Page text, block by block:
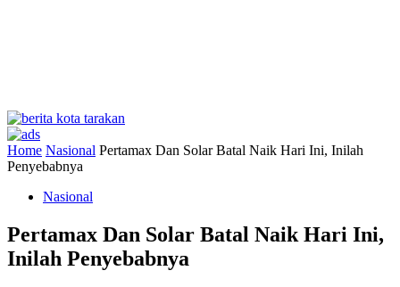
Home Nasional Pertamax Dan Solar Batal Naik Hari Ini, Inilah
Penyebabnya
Nasional
Pertamax Dan Solar Batal Naik Hari Ini,
Inilah Penyebabnya